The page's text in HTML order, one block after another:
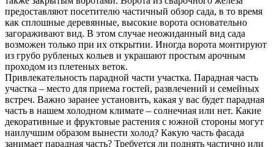
предоставляют посетителю частичный обзор сада, в то время
как сплошные деревянные, высокие ворота основательно
загораживают вид. В этом случае неожиданный вид сада
возможен только при их открытии. Иногда ворота монтируют
из грубо рубленых кольев и украшают простым арочным
проходом из плетеных веток.
Привлекательность парадной части участка. Парадная часть
участка – место для приема гостей, развлечений и семейных
встреч. Важно заранее установить, какая у вас будет парадная
часть в нашем холодном климате – солнечная или нет. Какие
декоративные и фруктовые растения с южной стороны могут
наилучшим образом вынести холод? Какую часть фасада
занимает парадная часть? Требуется ли поднять частично или